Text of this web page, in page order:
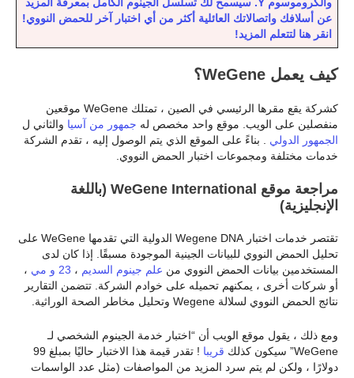
عن أسلافك واتصالاتك العائلية أكثر من أي اختبار آخر للحمض النووي!
انقر هنا لتتعلم المزيد!
كيف يعمل WeGene؟
كشركة يقع مقرها الرئيسي في الصين ، تمتلك WeGene موقعين
منفصلين على الويب. موقع واحد مخصص له جمهور من آسيا والثاني ل
الجمهور الدولي . بناءً على الموقع الذي يتم الوصول إليه ، تقدم الشركة
خدمات مختلفة ومجموعات اختبار الحمض النووي.
مراجعة موقع WeGene International (باللغة
الإنجليزية)
تقتصر خدمات اختبار Wegene DNA الدولية التي تقدمها WeGene على
تحليل الحمض النووي للبيانات الجينية الموجودة مسبقًا. إذا كان لدى
المستخدمين بيانات الحمض النووي من علم جينوم السديم ،
،
أو شركات أخرى ، يمكنهم تحميله على خوادم الشركة. تتضمن التقارير
نتائج الحمض النووي لسلالة Wegene وتحليل مخاطر الصحة الوراثية.
ومع ذلك ، يقول موقع الويب أن “اختبار خدمة الجينوم الشخصي لـ
WeGene” سيكون كذلك
قريبا
! تقدر قيمة هذا الاختبار حاليًا بمبلغ 99
دولارًا ، ولكن لم يتم سرد المزيد من المواصفات (مثل عدد الواسمات